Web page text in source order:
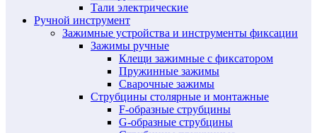
Тали электрические
Ручной инструмент
Зажимные устройства и инструменты фиксации
Зажимы ручные
Клещи зажимные с фиксатором
Пружинные зажимы
Сварочные зажимы
Струбцины столярные и монтажные
F-образные струбцины
G-образные струбцины